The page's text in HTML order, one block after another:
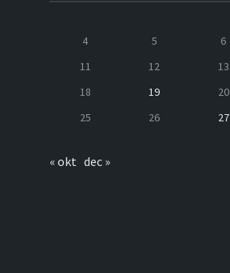
4
5 6
11
12 13
18
19 20
25
26 27
« okt dec »